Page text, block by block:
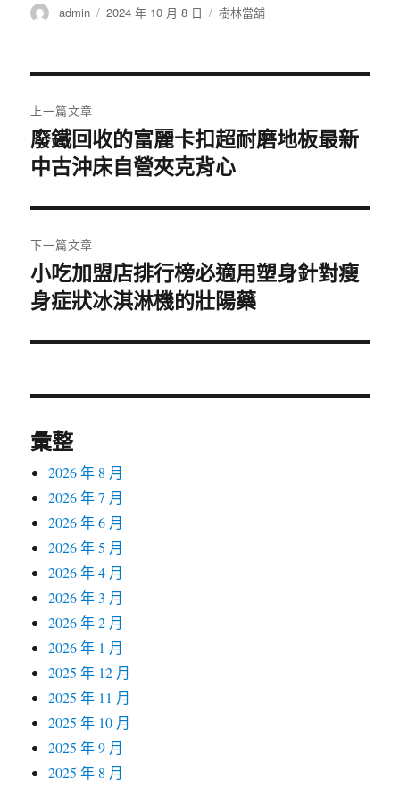
作
admin
發
2024 年 10 月 8 日
分
樹林當舖
章
導
覽
上一篇文章
上
一
文
章:
廢鐵回收的富麗卡扣超耐磨地板最新
中古沖床自營夾克背心
下一篇文章
下
一
文
小吃加盟店排行榜必適用塑身針對瘦
身症狀冰淇淋機的壯陽藥
彙整
2026 年 8 月
2026 年 7 月
2026 年 6 月
2026 年 5 月
2026 年 4 月
2026 年 3 月
2026 年 2 月
2026 年 1 月
2025 年 12 月
2025 年 11 月
2025 年 10 月
2025 年 9 月
2025 年 8 月